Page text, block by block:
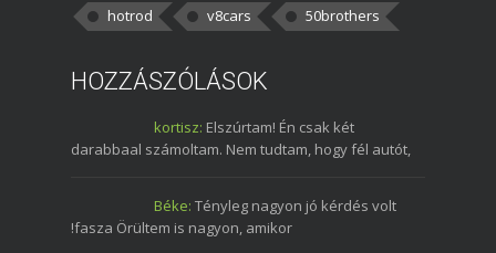
hotrod
v8cars 50brothers
HOZZÁSZÓLÁSOK
kortisz: Elszúrtam! Én csak két
darabbaal számoltam. Nem tudtam, hogy fél autót,
Béke: Tényleg nagyon jó kérdés volt
!fasza Örültem is nagyon, amikor